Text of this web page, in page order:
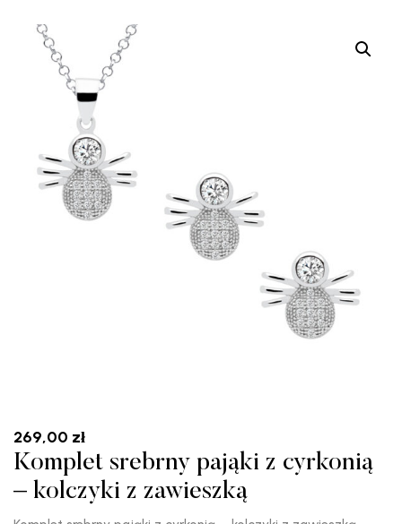
269,00 zł
Komplet srebrny pająki z cyrkonią
– kolczyki z zawieszką